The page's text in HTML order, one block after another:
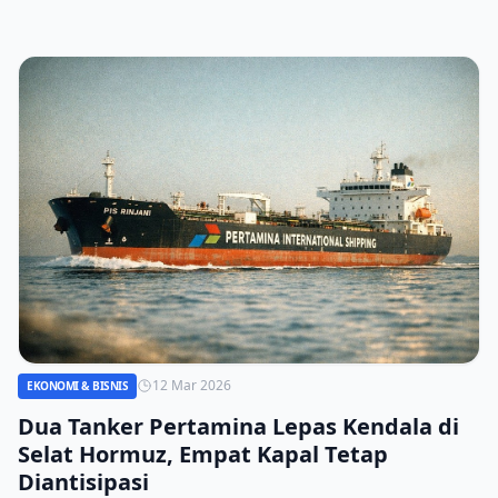
EKONOMI & BISNIS 12 Mar 2026
Dua Tanker Pertamina Lepas Kendala di
Selat Hormuz, Empat Kapal Tetap
Diantisipasi